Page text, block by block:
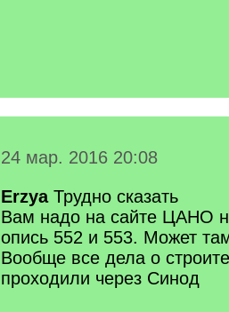
24 мар. 2016 20:08
ErzyaТрудно сказать
Вам надо на сайте ЦАНО
опись 552 и 553. Может
Вообще все дела о
проходили через Синод